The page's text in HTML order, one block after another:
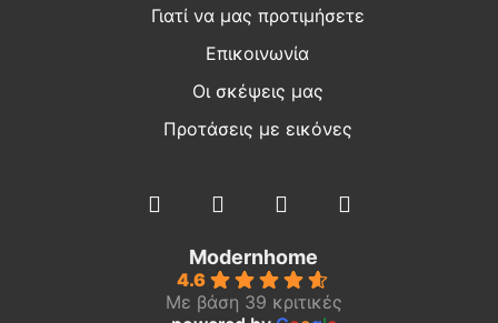
Γιατί να μας προτιμήσετε
Επικοινωνία
Οι σκέψεις μας
Προτάσεις με εικόνες
Modernhome
4.6
Με βάση 39 κριτικές